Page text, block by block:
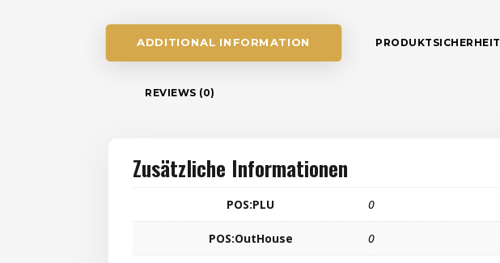
ADDITIONAL INFORMATION PRODUKTSICHERHEIT
REVIEWS (0)
Zusätzliche Informationen
POS:PLU 0
POS:OutHouse 0